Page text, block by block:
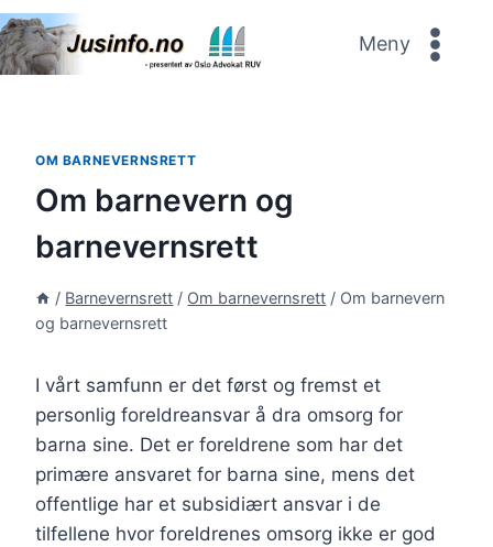
Skip
to
content
Meny
OM BARNEVERNSRETT
Om barnevern og
barnevernsrett
/ Barnevernsrett / Om barnevernsrett / Om barnevern
og barnevernsrett
I vårt samfunn er det først og fremst et
personlig foreldreansvar å dra omsorg for
barna sine. Det er foreldrene som har det
primære ansvaret for barna sine, mens det
offentlige har et subsidiært ansvar i de
tilfellene hvor foreldrenes omsorg ikke er god